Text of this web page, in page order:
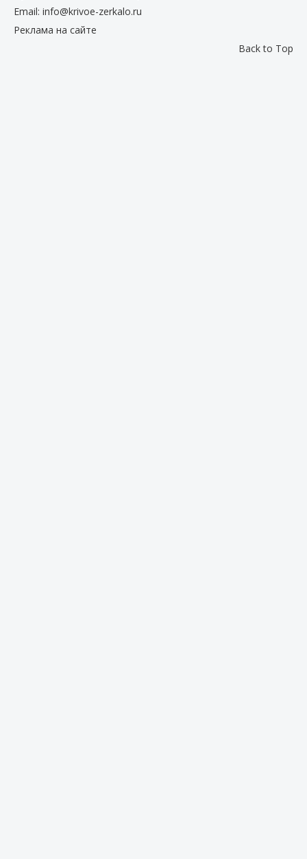
Email: info@krivoe-zerkalo.ru
Реклама на сайте
Back to Top